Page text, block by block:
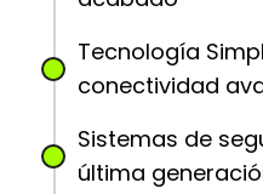
Tecnología
conectividad
Sistemas de
última